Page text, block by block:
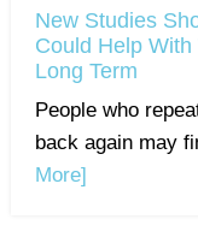
New Studies
Could Help
Long Term
People who
back again may
More]